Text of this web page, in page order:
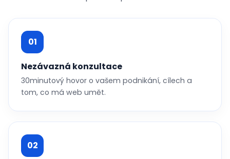
01
Nezávazná konzultace
30minutový hovor o vašem podnikání, cílech a
tom, co má web umět.
02